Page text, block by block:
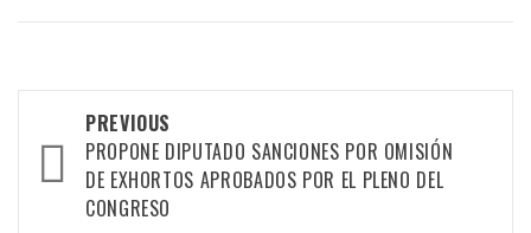
navigation
PREVIOUS
PROPONE DIPUTADO SANCIONES POR OMISIÓN
DE EXHORTOS APROBADOS POR EL PLENO DEL
CONGRESO